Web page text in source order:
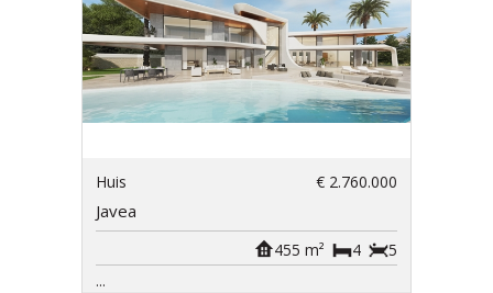
Huis € 2.760.000
Javea
5
4
455 m²
...